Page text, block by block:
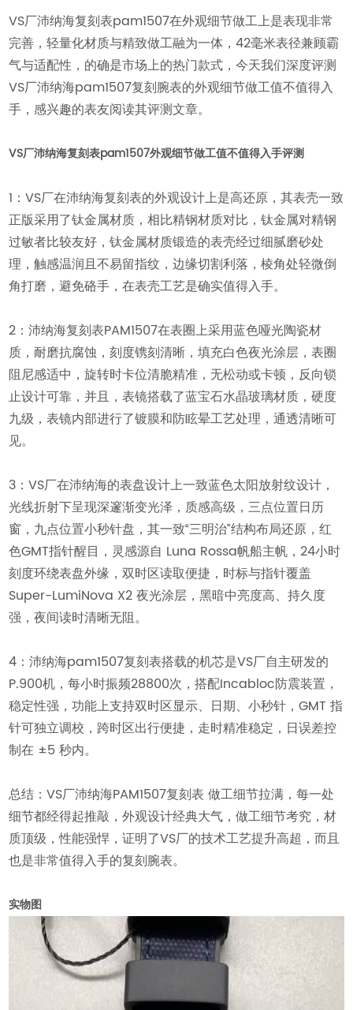
VS厂沛纳海复刻表pam1507在外观细节做工上是表现非常
完善，轻量化材质与精致做工融为一体，42毫米表径兼顾霸
气与适配性，的确是市场上的热门款式，今天我们深度评测
VS厂沛纳海pam1507复刻腕表的外观细节做工值不值得入
手，感兴趣的表友阅读其评测文章。
VS厂沛纳海复刻表pam1507外观细节做工值不值得入手评测
1：VS厂在沛纳海复刻表的外观设计上是高还原，其表壳一致
正版采用了钛金属材质，相比精钢材质对比，钛金属对精钢
过敏者比较友好，钛金属材质锻造的表壳经过细腻磨砂处
理，触感温润且不易留指纹，边缘切割利落，棱角处轻微倒
角打磨，避免硌手，在表壳工艺是确实值得入手。
2：沛纳海复刻表PAM1507在表圈上采用蓝色哑光陶瓷材
质，耐磨抗腐蚀，刻度镌刻清晰，填充白色夜光涂层，表圈
阻尼感适中，旋转时卡位清脆精准，无松动或卡顿，反向锁
止设计可靠，并且，表镜搭载了蓝宝石水晶玻璃材质，硬度
九级，表镜内部进行了镀膜和防眩晕工艺处理，通透清晰可
见。
3：VS厂在沛纳海的表盘设计上一致蓝色太阳放射纹设计，
光线折射下呈现深邃渐变光泽，质感高级，三点位置日历
窗，九点位置小秒针盘，其一致“三明治”结构布局还原，红
色GMT指针醒目，灵感源自 Luna Rossa帆船主帆，24小时
刻度环绕表盘外缘，双时区读取便捷，时标与指针覆盖
Super-LumiNova X2 夜光涂层，黑暗中亮度高、持久度
强，夜间读时清晰无阻。
4：沛纳海pam1507复刻表搭载的机芯是VS厂自主研发的
P.900机，每小时振频28800次，搭配Incabloc防震装置，
稳定性强，功能上支持双时区显示、日期、小秒针，GMT 指
针可独立调校，跨时区出行便捷，走时精准稳定，日误差控
制在 ±5 秒内。
总结：VS厂沛纳海PAM1507复刻表 做工细节拉满，每一处
细节都经得起推敲，外观设计经典大气，做工细节考究，材
质顶级，性能强悍，证明了VS厂的技术工艺提升高超，而且
也是非常值得入手的复刻腕表。
实物图